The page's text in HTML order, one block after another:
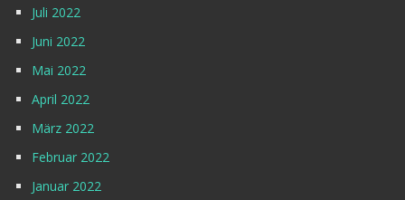
Juli 2022
Juni 2022
Mai 2022
April 2022
März 2022
Februar 2022
Januar 2022